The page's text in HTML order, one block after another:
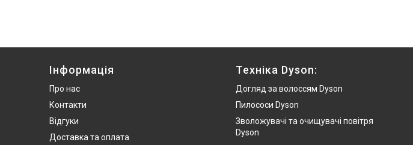
Інформація
Про нас
Контакти
Відгуки
Доставка та оплата
Техніка Dyson:
Догляд за волоссям Dyson
Пилососи Dyson
Зволожувачі та очищувачі повітря
Dyson